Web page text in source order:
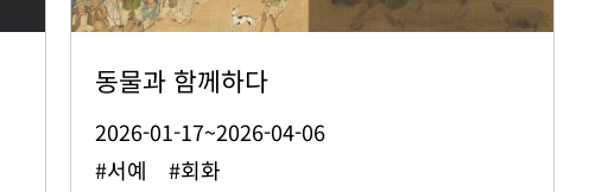
동물과 함께하다
2026-01-17~2026-04-06
#서예 #회화